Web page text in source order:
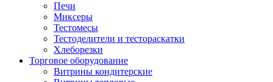
Печи
Миксеры
Тестомесы
Тестоделители и тестораскатки
Хлеборезки
Торговое оборудование
Витрины кондитерские